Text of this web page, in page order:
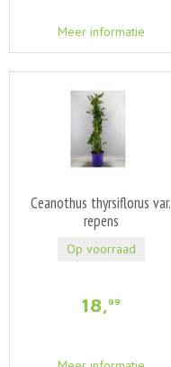
Meer informatie
Ceanothus thyrsiflorus var.
repens
18,99
Op voorraad